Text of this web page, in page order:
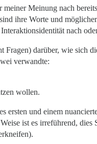
Meinung nach
ihre Worte und
nach
darüber, wie sich
verwandte:
wollen.
und einem
ist es irreführend,